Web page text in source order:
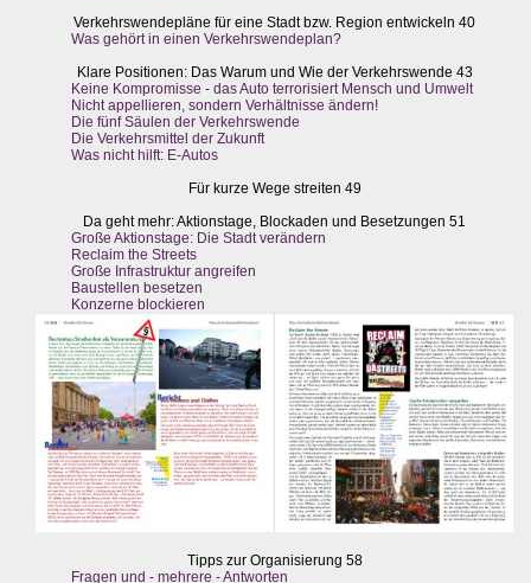
Verkehrswendepläne für eine Stadt bzw. Region entwickeln 40
Was gehört in einen Verkehrswendeplan?
Klare Positionen: Das Warum und Wie der Verkehrswende 43
Keine Kompromisse - das Auto terrorisiert Mensch und Umwelt
Nicht appellieren, sondern Verhältnisse ändern!
Die fünf Säulen der Verkehrswende
Die Verkehrsmittel der Zukunft
Was nicht hilft: E-Autos
Für kurze Wege streiten 49
Da geht mehr: Aktionstage, Blockaden und Besetzungen 51
Große Aktionstage: Die Stadt verändern
Reclaim the Streets
Große Infrastruktur angreifen
Baustellen besetzen
Konzerne blockieren
Tipps zur Organisierung 58
Fragen und - mehrere - Antworten